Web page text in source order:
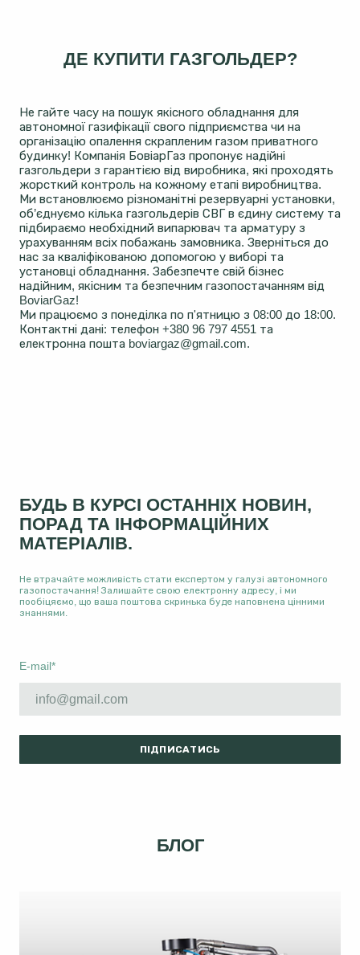
ДЕ КУПИТИ ГАЗГОЛЬДЕР?
Не гайте часу на пошук якісного обладнання для
автономної газифікації свого підприємства чи на
організацію опалення скрапленим газом приватного
будинку! Компанія БовіарГаз пропонує надійні
газгольдери з гарантією від виробника, які проходять
жорсткий контроль на кожному етапі виробництва.
Ми встановлюємо різноманітні резервуарні установки,
об’єднуємо кілька газгольдерів СВГ в єдину систему та
підбираємо необхідний випарювач та арматуру з
урахуванням всіх побажань замовника. Зверніться до
нас за кваліфікованою допомогою у виборі та
установці обладнання. Забезпечте свій бізнес
надійним, якісним та безпечним газопостачанням від
BoviarGaz!
Ми працюємо з понеділка по п'ятницю з 08:00 до 18:00.
Контактні дані: телефон +380 96 797 4551 та
електронна пошта boviargaz@gmail.com.
БУДЬ В КУРСІ ОСТАННІХ НОВИН,
ПОРАД ТА ІНФОРМАЦІЙНИХ
МАТЕРІАЛІВ.
Не втрачайте можливість стати експертом у галузі автономного
газопостачання! Залишайте свою електронну адресу, і ми
пообіцяємо, що ваша поштова скринька буде наповнена цінними
знаннями.
E-mail*
ПІДПИСАТИСЬ
БЛОГ